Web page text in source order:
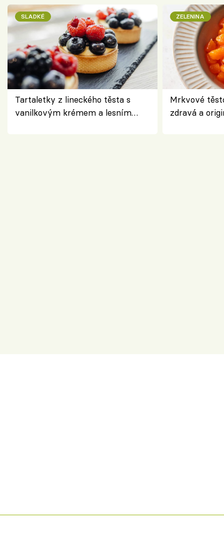
SLADKÉ
Tartaletky z lineckého těsta s
vanilkovým krémem a lesním
ZELENINA
Mrkvové
zdravá a